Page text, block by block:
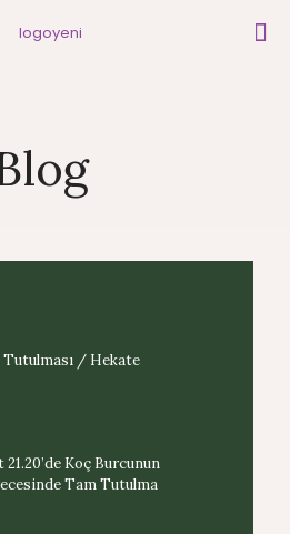
Tutulması / Hekate
Koç Burcunun
Tam Tutulma